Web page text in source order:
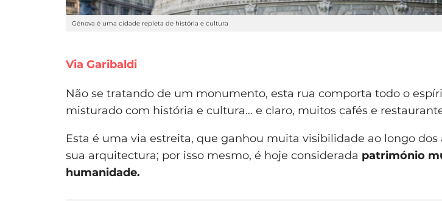
Génova é uma cidade repleta de história e cultura
Via Garibaldi
Não se tratando de um monumento, esta rua comporta todo o
misturado com história e cultura… e claro, muitos cafés e
Esta é uma via estreita, que ganhou muita visibilidade ao longo dos
sua arquitectura; por isso mesmo, é hoje considerada património
humanidade.